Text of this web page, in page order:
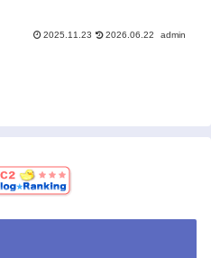
2025.11.23 2026.06.22 admin